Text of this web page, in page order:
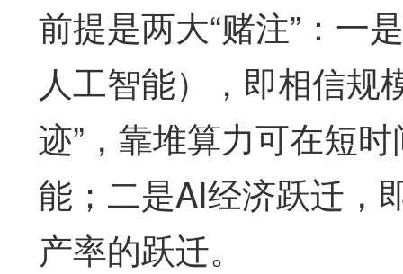
前提是两大“赌注”：一
人工智能），即相信规
迹”，靠堆算力可在短
能；二是AI经济跃迁，
产率的跃迁。